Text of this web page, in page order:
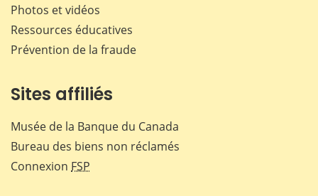
Photos et vidéos
Ressources éducatives
Prévention de la fraude
Sites affiliés
Musée de la Banque du Canada
Bureau des biens non réclamés
Connexion FSP